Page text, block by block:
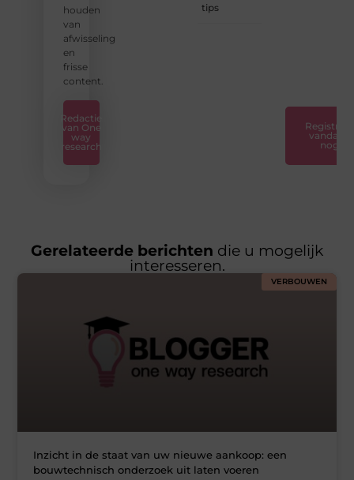
houden
van
afwisseling
en
frisse
content.
Redactie
van One
way
research
tips
Registreer
vandaag
nog
Gerelateerde berichten die u mogelijk
interesseren.
VERBOUWEN
Inzicht in de staat van uw nieuwe aankoop: een
bouwtechnisch onderzoek uit laten voeren